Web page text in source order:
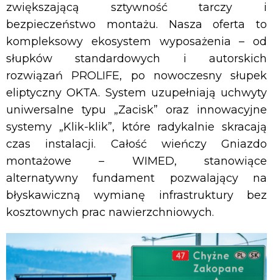
zwiększającą sztywność tarczy i
bezpieczeństwo montażu. Nasza oferta to
kompleksowy ekosystem wyposażenia – od
słupków standardowych i autorskich
rozwiązań PROLIFE, po nowoczesny słupek
eliptyczny OKTA. System uzupełniają uchwyty
uniwersalne typu „Zacisk” oraz innowacyjne
systemy „Klik-klik”, które radykalnie skracają
czas instalacji. Całość wieńczy Gniazdo
montażowe – WIMED, stanowiące
alternatywny fundament pozwalający na
błyskawiczną wymianę infrastruktury bez
kosztownych prac nawierzchniowych.